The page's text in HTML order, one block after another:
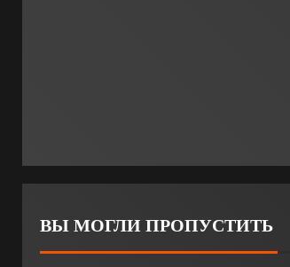
ВЫ МОГЛИ ПРОПУСТИТЬ